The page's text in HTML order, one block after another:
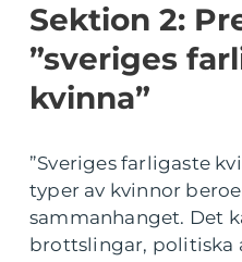
Sektion 2:
”sveriges
kvinna”
”Sveriges farligaste
typer av kvinnor
sammanhanget. Det
brottslingar, politiska